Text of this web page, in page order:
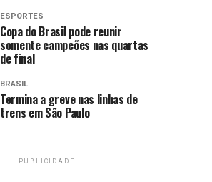
ESPORTES
Copa do Brasil pode reunir
somente campeões nas quartas
de final
BRASIL
Termina a greve nas linhas de
trens em São Paulo
PUBLICIDADE